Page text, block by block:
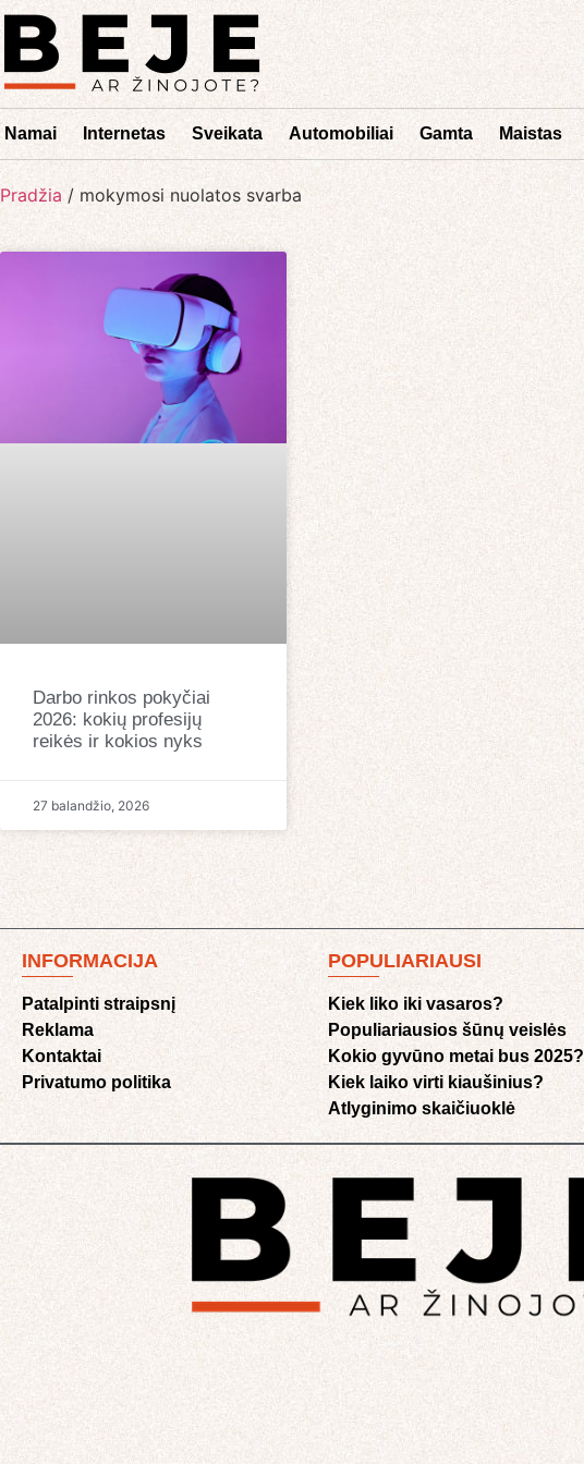
Namai Internetas Sveikata Automobiliai Gamta Maistas
Pradžia / mokymosi nuolatos svarba
Darbo rinkos pokyčiai
2026: kokių profesijų
reikės ir kokios nyks
27 balandžio, 2026
INFORMACIJA
Patalpinti straipsnį
Reklama
Kontaktai
Privatumo politika
POPULIARIAUSI
Kiek liko iki vasaros?
Populiariausios šūnų veislės
Kokio gyvūno metai bus 2025?
Kiek laiko virti kiaušinius?
Atlyginimo skaičiuoklė​